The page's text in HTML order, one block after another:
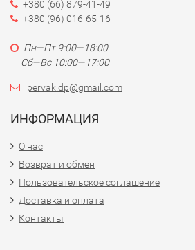
+380 (66) 879-41-49
+380 (96) 016-65-16
Пн—Пт 9:00—18:00
Сб—Вс 10:00—17:00
pervak.dp@gmail.com
ИНФОРМАЦИЯ
О нас
Возврат и обмен
Пользовательское соглашение
Доставка и оплата
Контакты